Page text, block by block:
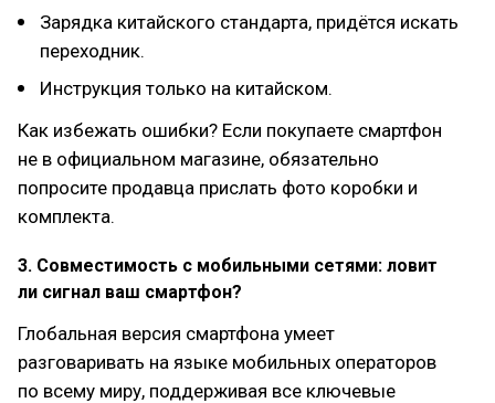
Зарядка китайского стандарта, придётся искать
переходник.
Инструкция только на китайском.
Как избежать ошибки? Если покупаете смартфон
не в официальном магазине, обязательно
попросите продавца прислать фото коробки и
комплекта.
3. Совместимость с мобильными сетями: ловит
ли сигнал ваш смартфон?
Глобальная версия смартфона умеет
разговаривать на языке мобильных операторов
по всему миру, поддерживая все ключевые